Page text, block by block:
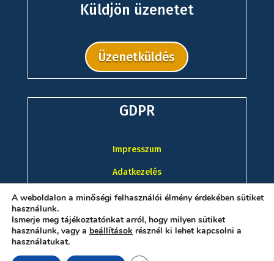
Küldjön üzenetet
Üzenetküldés
GDPR
Impresszum
Adatkezelés
A weboldalon a minőségi felhasználói élmény érdekében sütiket
használunk.
Ismerje meg tájékoztatónkat arról, hogy milyen sütiket
használunk, vagy a beállítások résznél ki lehet kapcsolni a
használatukat.